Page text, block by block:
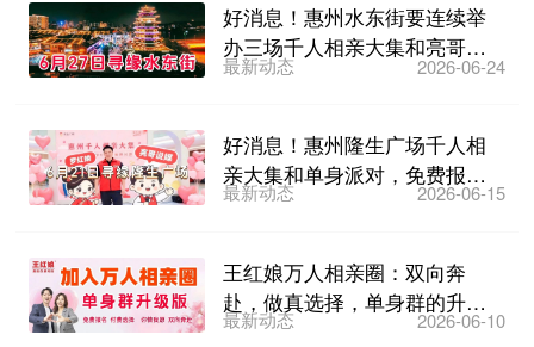
好消息！惠州水东街要连续举
办三场千人相亲大集和亮哥说
媒，6月27日第一场免费...
最新动态 2026-06-24
好消息！惠州隆生广场千人相
亲大集和单身派对，免费报
名，6月21日下午3点不见...
最新动态 2026-06-15
王红娘万人相亲圈：双向奔
赴，做真选择，单身群的升级
版，非常理想的线上相亲模式...
最新动态 2026-06-10